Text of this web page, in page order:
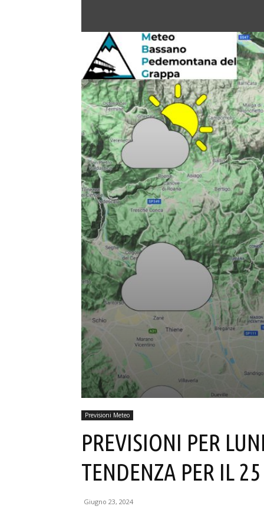
Previsioni Meteo
PREVISIONI PER
TENDENZA PER IL
Giugno 23, 2024